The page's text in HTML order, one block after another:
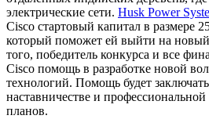
электрические сети. Husk Power
Cisco стартовый капитал в размере
который поможет ей выйти на
того, победитель конкурса и все
Cisco помощь в разработке новой
технологий. Помощь будет
наставничестве и
планов.